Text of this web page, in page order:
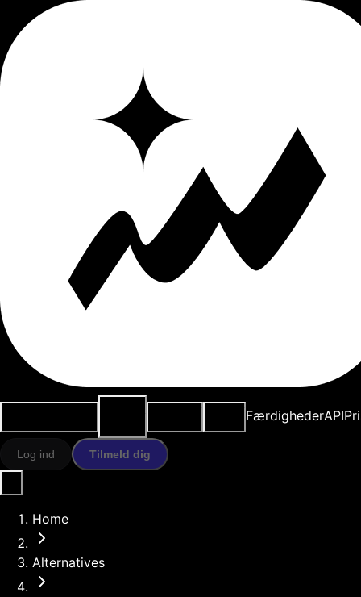
FærdighederAPI
Log ind Tilmeld dig
Home
Alternatives